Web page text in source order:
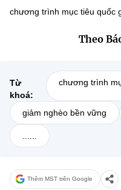
chương trình mục tiêu quốc
Theo
Từ
khoá:
chương trình
giảm nghèo bền vững
Thêm MST trên Google